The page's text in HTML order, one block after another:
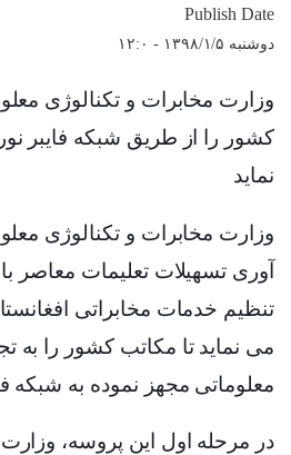
Publish Date
دوشنبه ۱۳۹۸/۱/۵ - ۱۲:۰
وزارت مخابرات و تکنالوژی
کشور را از طریق شبکه فایبر
نماید
وزارت مخابرات و تکنالوژی
آوری تسهیلات تعلیمات معاصر
تنظیم خدمات مخابراتی
می نماید تا مکاتب کشور را به
معلوماتی مجهز نموده به شبکه
در مرحله اول این پروسه،